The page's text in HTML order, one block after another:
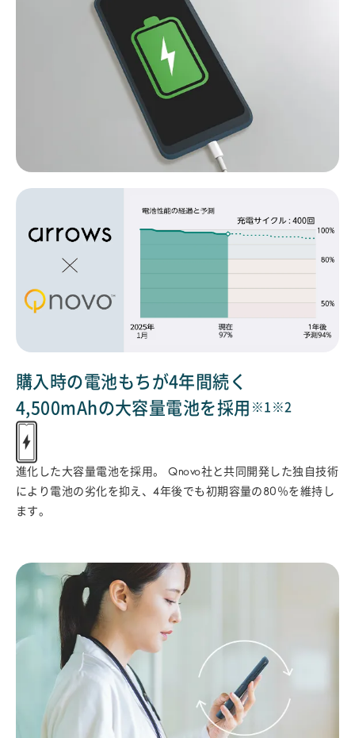
購入時の電池もちが4年間続く
4,500mAhの大容量電池を採用 ※1※2
進化した大容量電池を採用。
Qnovo社と共同開発した独自技術
により電池の劣化を抑え、4年後でも初期容量の80％を維持し
ます。